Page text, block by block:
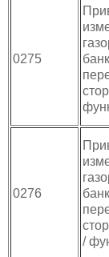
0275
0276
/